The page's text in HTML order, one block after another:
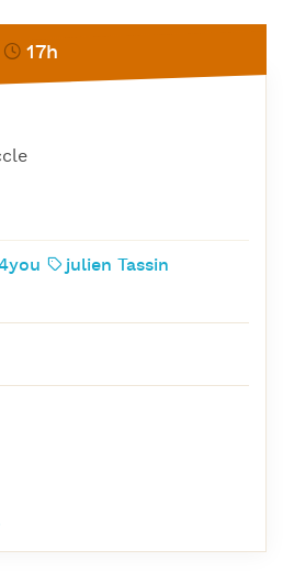
17h
julien Tassin